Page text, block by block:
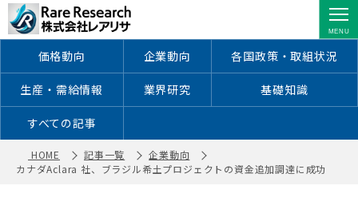
カナダAclara 社、ブラジル希土プロジ
ェクトの資金追加調達に成功 ｜ 株式
会社レアリサ
価格動向 企業動向 各国政策・取組状況
生産・需給情報 業界研究 基礎知識
すべての記事
HOME 記事一覧
企業動向
カナダAclara 社、ブラジル希土プロジェクトの資金追加調達に成功